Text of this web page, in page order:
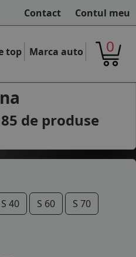
Contact Contul meu
top Marca auto 0
85 de produse
S 40 S 60
S 70